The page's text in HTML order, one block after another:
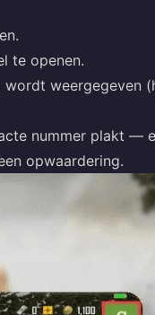
te openen.
wordt weergegeven
nummer plakt —
opwaardering.